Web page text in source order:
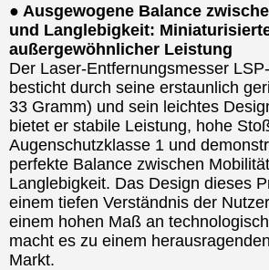
● Ausgewogene Balance
und Langlebigkeit:
außergewöhnlicher Leistung
Der Laser-Entfernungsmesser
besticht durch seine erstaunlich
33 Gramm) und sein leichtes
bietet er stabile Leistung, hohe
Augenschutzklasse 1 und
perfekte Balance zwischen
Langlebigkeit. Das Design dieses
einem tiefen Verständnis der
einem hohen Maß an
macht es zu einem
Markt.